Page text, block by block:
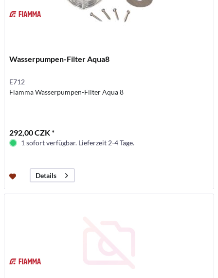
Wasserpumpen-Filter Aqua8
E712
Fiamma Wasserpumpen-Filter Aqua 8
292,00 CZK *
1 sofort verfügbar. Lieferzeit 2-4 Tage.
Details